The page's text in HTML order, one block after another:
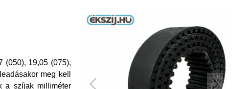
(050), 19,05 (075),
meg kell
a szíjak milliméter